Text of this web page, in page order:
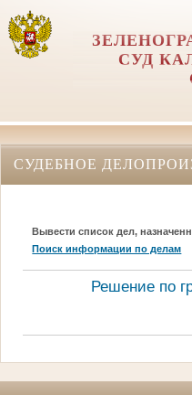
СУД
СУДЕБНОЕ
Вывести список дел,
Поиск информации по делам
Решение по